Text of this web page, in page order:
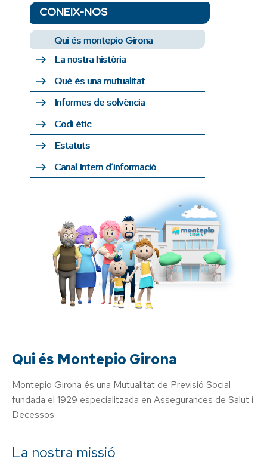
Qui és Montepio Girona
Montepio Girona és una Mutualitat de Previsió Social
fundada el 1929 especialitzada en Assegurances de Salut i
Decessos.
La nostra missió
CONEIX-NOS
Qui és montepio Girona
La nostra història
Què és una mutualitat
Informes de solvència
Codi ètic
Estatuts
Canal Intern d’informació